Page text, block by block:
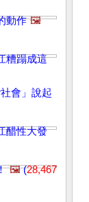
動作 🖼️
糟蹋成這
會」說起
醋性大發
🖼️(28,467